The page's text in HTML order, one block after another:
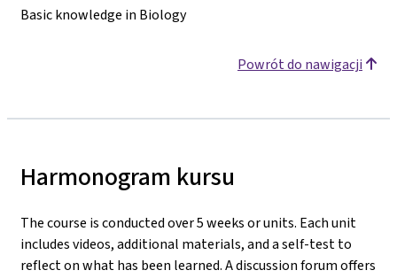
Basic knowledge in Biology
Powrót do nawigacji
Harmonogram kursu
The course is conducted over 5 weeks or units. Each unit
includes videos, additional materials, and a self-test to
reflect on what has been learned. A discussion forum offers